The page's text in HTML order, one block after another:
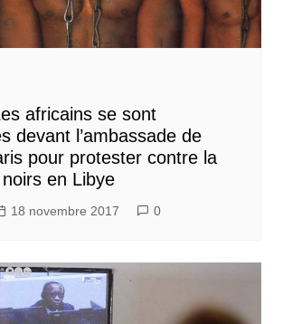
africains se sont
devant l’ambassade de
pour protester contre la
en Libye
18 novembre 2017 0